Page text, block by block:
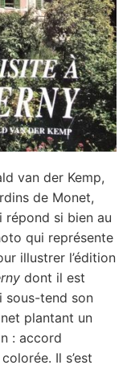
van der Kemp,
de Monet,
répond si bien au
qui représente
illustrer l’édition
dont il est
sous-tend son
plantant un
: accord
Il s’est